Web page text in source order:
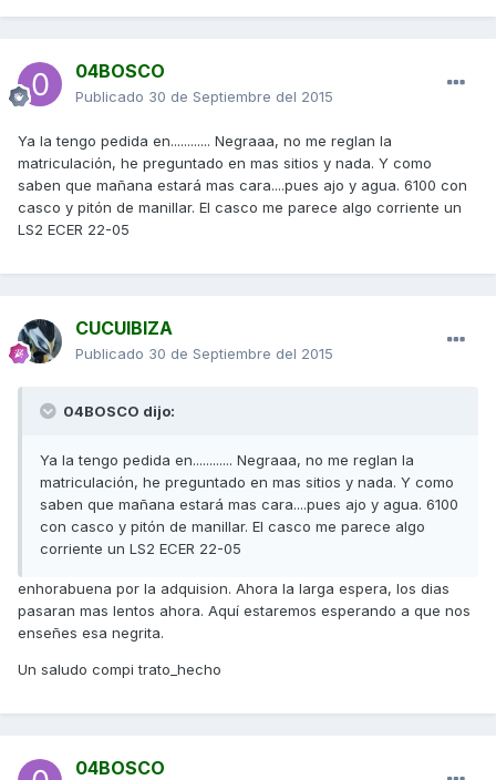
04BOSCO
Publicado 30 de Septiembre del 2015
Ya la tengo pedida en............ Negraaa, no me reglan la
matriculación, he preguntado en mas sitios y nada. Y como
saben que mañana estará mas cara....pues ajo y agua. 6100 con
casco y pitón de manillar. El casco me parece algo corriente un
LS2 ECER 22-05
CUCUIBIZA
Publicado 30 de Septiembre del 2015
04BOSCO dijo:
Ya la tengo pedida en............ Negraaa, no me reglan la
matriculación, he preguntado en mas sitios y nada. Y como
saben que mañana estará mas cara....pues ajo y agua. 6100
con casco y pitón de manillar. El casco me parece algo
corriente un LS2 ECER 22-05
enhorabuena por la adquision. Ahora la larga espera, los dias
pasaran mas lentos ahora. Aquí estaremos esperando a que nos
enseñes esa negrita.
Un saludo compi trato_hecho
04BOSCO